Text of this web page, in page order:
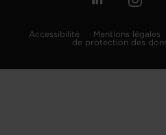
Accessibilité Mentions légales
de protection des